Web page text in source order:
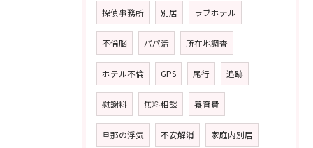
探偵事務所 別居 ラブホテル
不倫脳 パパ活 所在地調査
ホテル不倫 GPS 尾行 追跡
慰謝料 無料相談 養育費
旦那の浮気 不安解消 家庭内別居